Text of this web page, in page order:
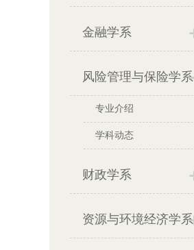
金融学系
风险管理与保险学系
专业介绍
学科动态
财政学系
资源与环境经济学系